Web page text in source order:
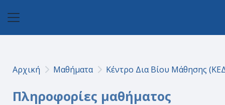
Αρχική Μαθήματα Κέντρο Δια Βίου Μάθησης
Πληροφορίες μαθήματος